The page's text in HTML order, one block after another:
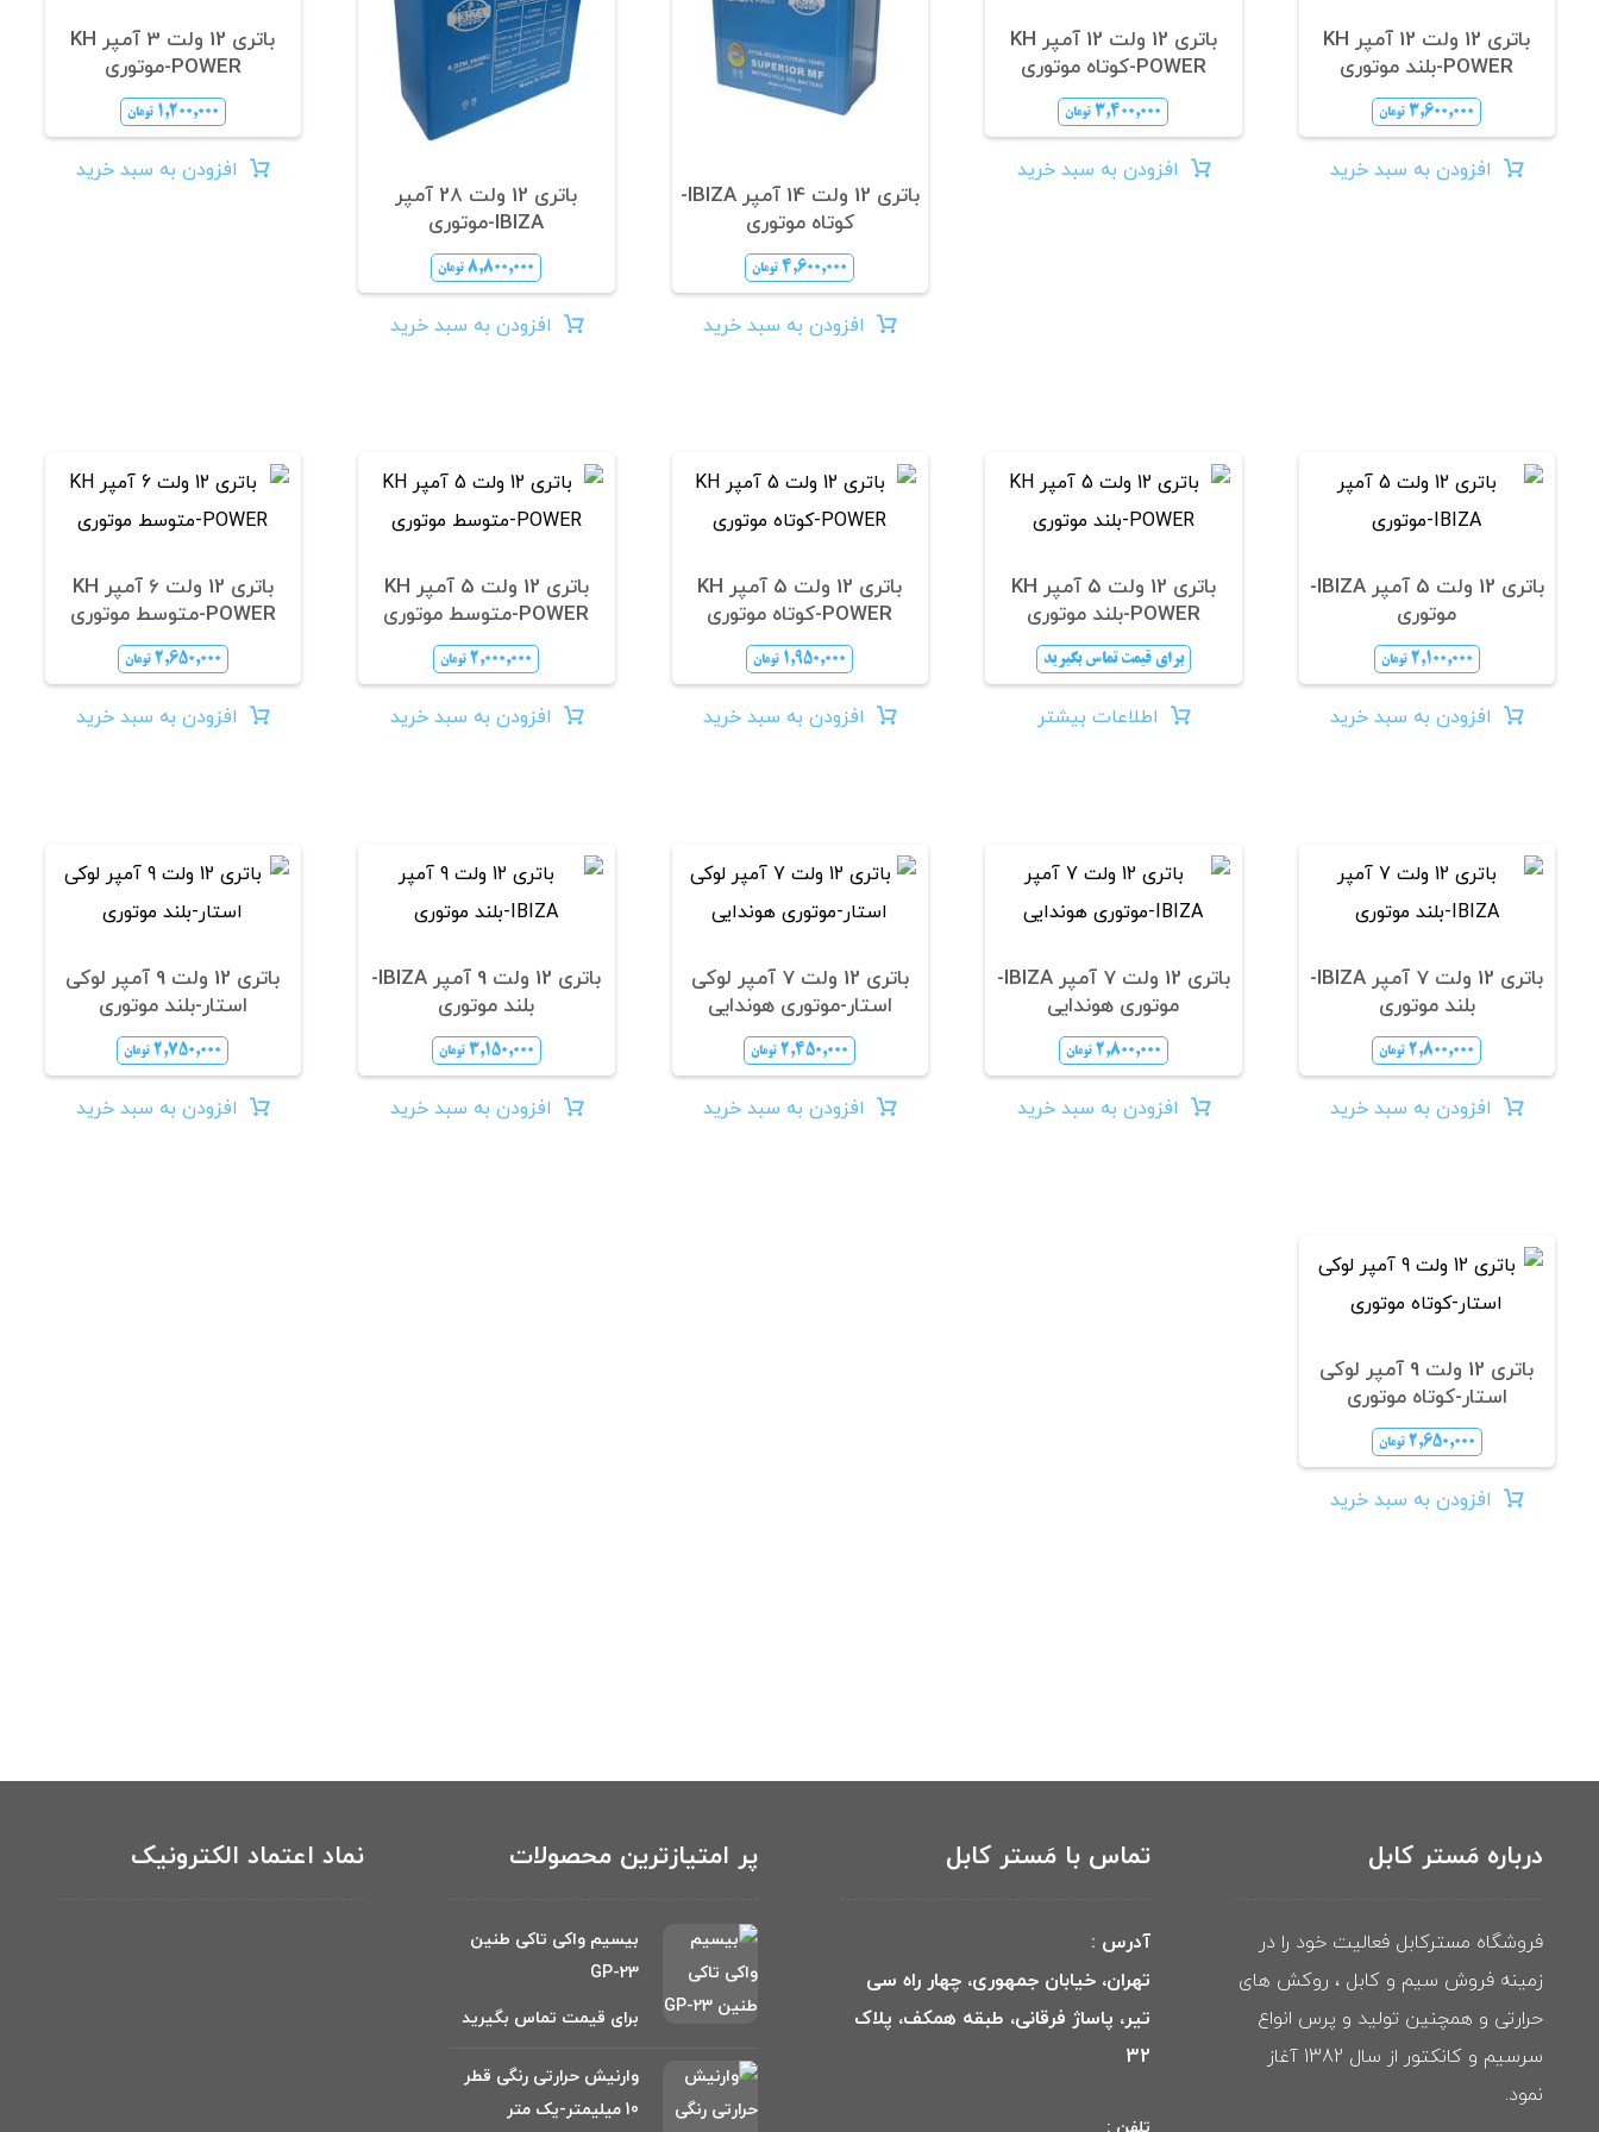
باتری 12 ولت 12 آمپر KH
POWER-بلند موتوری
۳,۶۰۰,۰۰۰ تومان
افزودن به سبد خرید
باتری 12 ولت 12 آمپر KH
POWER-کوتاه موتوری
۳,۴۰۰,۰۰۰ تومان
افزودن به سبد خرید
باتری 12 ولت 14 آمپر IBIZA-
کوتاه موتوری
۴,۶۰۰,۰۰۰ تومان
افزودن به سبد خرید
باتری 12 ولت 28 آمپر
IBIZA-موتوری
۸,۸۰۰,۰۰۰ تومان
افزودن به سبد خرید
باتری 12 ولت 3 آمپر KH
POWER-موتوری
۱,۲۰۰,۰۰۰ تومان
افزودن به سبد خرید
باتری 12 ولت 5 آمپر IBIZA-
موتوری
۲,۱۰۰,۰۰۰ تومان
افزودن به سبد خرید
باتری 12 ولت 5 آمپر KH
POWER-بلند موتوری
برای قیمت تماس بگیرید
اطلاعات بیشتر
باتری 12 ولت 5 آمپر KH
POWER-کوتاه موتوری
۱,۹۵۰,۰۰۰ تومان
افزودن به سبد خرید
باتری 12 ولت 5 آمپر KH
POWER-متوسط موتوری
۲,۰۰۰,۰۰۰ تومان
افزودن به سبد خرید
باتری 12 ولت 6 آمپر KH
POWER-متوسط موتوری
۲,۶۵۰,۰۰۰ تومان
افزودن به سبد خرید
باتری 12 ولت 7 آمپر IBIZA-
بلند موتوری
۲,۸۰۰,۰۰۰ تومان
افزودن به سبد خرید
باتری 12 ولت 7 آمپر IBIZA-
موتوری هوندایی
۲,۸۰۰,۰۰۰ تومان
افزودن به سبد خرید
باتری 12 ولت 7 آمپر لوکی
استار-موتوری هوندایی
۲,۴۵۰,۰۰۰ تومان
افزودن به سبد خرید
باتری 12 ولت 9 آمپر IBIZA-
بلند موتوری
۳,۱۵۰,۰۰۰ تومان
افزودن به سبد خرید
باتری 12 ولت 9 آمپر لوکی
استار-بلند موتوری
۲,۷۵۰,۰۰۰ تومان
افزودن به سبد خرید
باتری 12 ولت 9 آمپر لوکی
استار-کوتاه موتوری
۲,۶۵۰,۰۰۰ تومان
افزودن به سبد خرید
درباره مَستر کابل
فروشگاه مسترکابل فعالیت خود را در
زمینه فروش سیم و کابل ، روکش های
حرارتی و همچنین تولید و پرس انواع
سرسیم و کانکتور از سال 1382 آغاز
نمود.
تماس با مَستر کابل
آدرس :
تهران، خیابان جمهوری، چهار راه سی
تیر، پاساژ فرقانی، طبقه همکف، پلاک
32
پر امتیازترین محصولات
بیسیم واکی تاکی طنین
GP-23
برای قیمت تماس بگیرید
وارنیش حرارتی رنگی قطر
10 میلیمتر-یک متر
نماد اعتماد الکترونیک